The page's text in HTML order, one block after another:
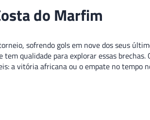
do Marfim
sofrendo gols em nove dos seus
qualidade para explorar essas brechas.
a vitória africana ou o empate no tempo